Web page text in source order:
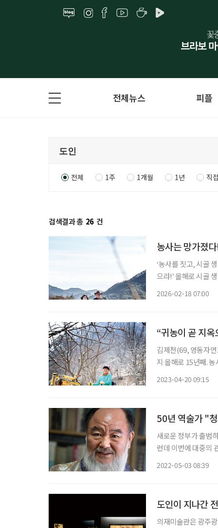
전체뉴스 피플
전체 1주 1개월 1년 직
검색결과 총 26 건
농사는 망가졌
‘농사를 짓고, 시골
으랴!’ 올해로 시골 생활 13년 차에 이른 이애란(66, ‘이애란갤러리 쪽빛풍경’ 대표)이 애초 품
2026-02-18 07:00
“귀농이 곧 지
김제천(69, 영동자
지 올해로 15년째.
2023-04-20 09:15
50년 역술가 "
새로운 정부가 출범
런데 이번에 대중의
2022-05-03 08:39
도인이 지나간
의재미술관은 광주